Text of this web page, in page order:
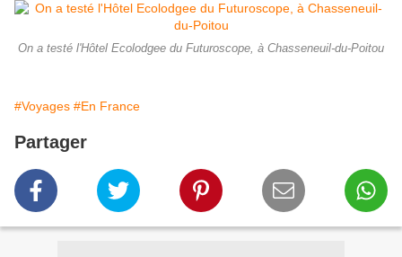
On a testé l'Hôtel Ecolodgee du Futuroscope, à Chasseneuil-du-Poitou
#Voyages #En France
Partager